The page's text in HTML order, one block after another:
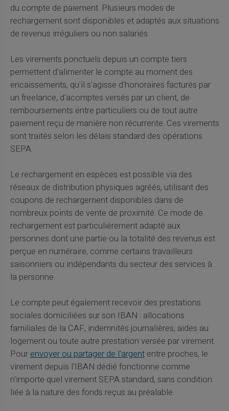
du compte de paiement. Plusieurs modes de
rechargement sont disponibles et adaptés aux situations
de revenus irréguliers ou non salariés.
Les virements ponctuels depuis un compte tiers
permettent d'alimenter le compte au moment des
encaissements, qu'il s'agisse d'honoraires facturés par
un freelance, d'acomptes versés par un client, de
remboursements entre particuliers ou de tout autre
paiement reçu de manière non récurrente. Ces virements
sont traités selon les délais standard des opérations
SEPA.
Le rechargement en espèces est possible via des
réseaux de distribution physiques agréés, utilisant des
coupons de rechargement disponibles dans de
nombreux points de vente de proximité. Ce mode de
rechargement est particulièrement adapté aux
personnes dont une partie ou la totalité des revenus est
perçue en numéraire, comme certains travailleurs
saisonniers ou indépendants du secteur des services à
la personne.
Le compte peut également recevoir des prestations
sociales domiciliées sur son IBAN : allocations
familiales de la CAF, indemnités journalières, aides au
logement ou toute autre prestation versée par virement.
Pourenvoyer ou partager de l'argententre proches, le
virement depuis l'IBAN dédié fonctionne comme
n'importe quel virement SEPA standard, sans condition
liée à la nature des fonds reçus au préalable.